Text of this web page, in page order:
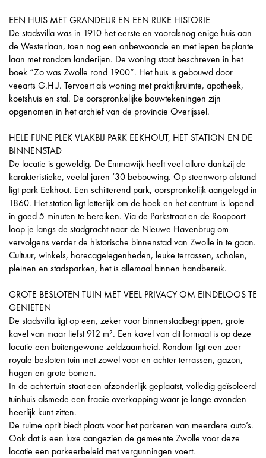
EEN HUIS MET GRANDEUR EN EEN RIJKE HISTORIE
De stadsvilla was in 1910 het eerste en vooralsnog enige huis aan
de Westerlaan, toen nog een onbewoonde en met iepen beplante
laan met rondom landerijen. De woning staat beschreven in het
boek “Zo was Zwolle rond 1900”. Het huis is gebouwd door
veearts G.H.J. Tervoert als woning met praktijkruimte, apotheek,
koetshuis en stal. De oorspronkelijke bouwtekeningen zijn
opgenomen in het archief van de provincie Overijssel.
HELE FIJNE PLEK VLAKBIJ PARK EEKHOUT, HET STATION EN DE
BINNENSTAD
De locatie is geweldig. De Emmawijk heeft veel allure dankzij de
karakteristieke, veelal jaren ’30 bebouwing. Op steenworp afstand
ligt park Eekhout. Een schitterend park, oorspronkelijk aangelegd in
1860. Het station ligt letterlijk om de hoek en het centrum is lopend
in goed 5 minuten te bereiken. Via de Parkstraat en de Roopoort
loop je langs de stadgracht naar de Nieuwe Havenbrug om
vervolgens verder de historische binnenstad van Zwolle in te gaan.
Cultuur, winkels, horecagelegenheden, leuke terrassen, scholen,
pleinen en stadsparken, het is allemaal binnen handbereik.
GROTE BESLOTEN TUIN MET VEEL PRIVACY OM EINDELOOS TE
GENIETEN
De stadsvilla ligt op een, zeker voor binnenstadbegrippen, grote
kavel van maar liefst 912 m². Een kavel van dit formaat is op deze
locatie een buitengewone zeldzaamheid. Rondom ligt een zeer
royale besloten tuin met zowel voor en achter terrassen, gazon,
hagen en grote bomen.
In de achtertuin staat een afzonderlijk geplaatst, volledig geïsoleerd
tuinhuis alsmede een fraaie overkapping waar je lange avonden
heerlijk kunt zitten.
De ruime oprit biedt plaats voor het parkeren van meerdere auto’s.
Ook dat is een luxe aangezien de gemeente Zwolle voor deze
locatie een parkeerbeleid met vergunningen voert.